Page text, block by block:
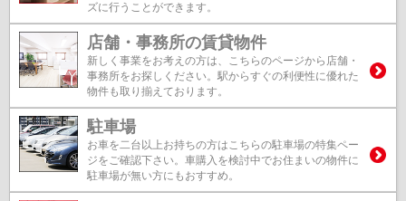
ズに行うことができます。
店舗・事務所の賃貸物件
新しく事業をお考えの方は、こちらのページから店舗・
事務所をお探しください。駅からすぐの利便性に優れた
物件も取り揃えております。
駐車場
お車を二台以上お持ちの方はこちらの駐車場の特集ペー
ジをご確認下さい。車購入を検討中でお住まいの物件に
駐車場が無い方にもおすすめ。